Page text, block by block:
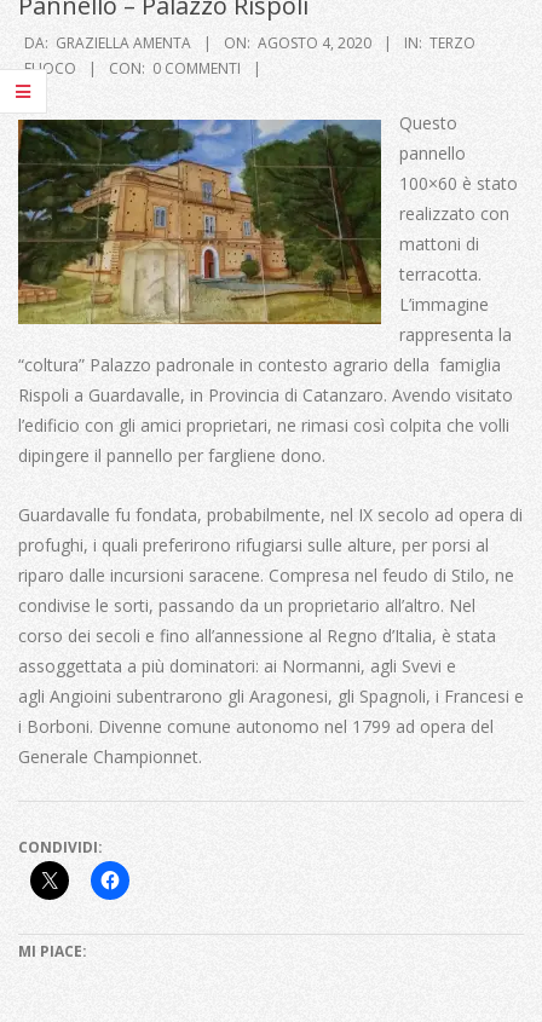
DA: GRAZIELLA AMENTA ON: AGOSTO 4, 2020 IN: TERZO
FUOCO
CON: 0 COMMENTI
Questo
pannello
100×60 è stato
realizzato con
mattoni di
terracotta.
L’immagine
rappresenta la
“coltura” Palazzo padronale in contesto agrario della famiglia
Rispoli a Guardavalle, in Provincia di Catanzaro. Avendo visitato
l’edificio con gli amici proprietari, ne rimasi così colpita che volli
dipingere il pannello per fargliene dono.
Guardavalle fu fondata, probabilmente, nel IX secolo ad opera di
profughi, i quali preferirono rifugiarsi sulle alture, per porsi al
riparo dalle incursioni saracene. Compresa nel feudo di Stilo, ne
condivise le sorti, passando da un proprietario all’altro. Nel
corso dei secoli e fino all’annessione al Regno d’Italia, è stata
assoggettata a più dominatori: ai Normanni, agli Svevi e
agli Angioini subentrarono gli Aragonesi, gli Spagnoli, i Francesi e
i Borboni. Divenne comune autonomo nel 1799 ad opera del
Generale Championnet.
CONDIVIDI:
MI PIACE: